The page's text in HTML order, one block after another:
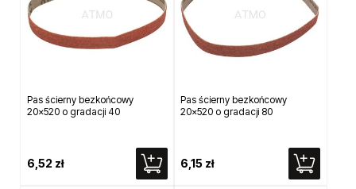
Pas ścierny bezkońcowy
20x520 o gradacji 40
6,52 zł
Pas ścierny bezkońcowy
20x520 o gradacji 80
6,15 zł